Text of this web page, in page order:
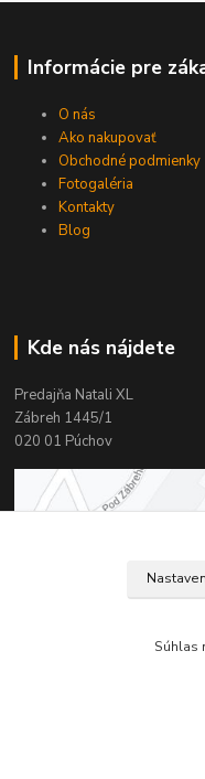
Informácie pre
O nás
Ako nakupovať
Obchodné podmienky
Fotogaléria
Kontakty
Blog
Kde nás nájdete
Predajňa Natali XL
Zábreh 1445/1
020 01 Púchov
Súhlas